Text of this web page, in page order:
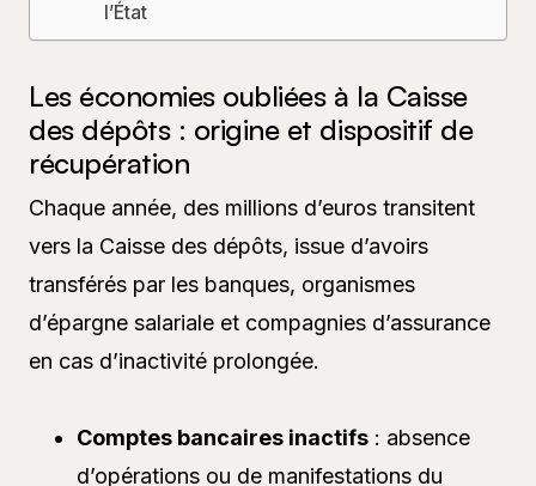
l’État
Les économies oubliées à la Caisse
des dépôts : origine et dispositif de
récupération
Chaque année, des millions d’euros transitent
vers la Caisse des dépôts, issue d’avoirs
transférés par les banques, organismes
d’épargne salariale et compagnies d’assurance
en cas d’inactivité prolongée.
Comptes bancaires inactifs : absence
d’opérations ou de manifestations du